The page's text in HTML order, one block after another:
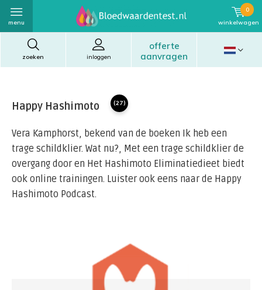
zoeken
offerte
aanvragen
inloggen
menu winkelwagen
0
Happy Hashimoto (27)
Vera Kamphorst, bekend van de boeken Ik heb een
trage schildklier. Wat nu?, Met een trage schildklier de
overgang door en Het Hashimoto Eliminatiedieet biedt
ook online trainingen. Luister ook eens naar de Happy
Hashimoto Podcast.